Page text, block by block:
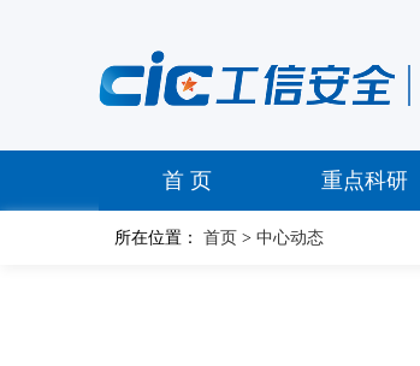
首 页 重点科研
所在位置： 首页 >中心动态